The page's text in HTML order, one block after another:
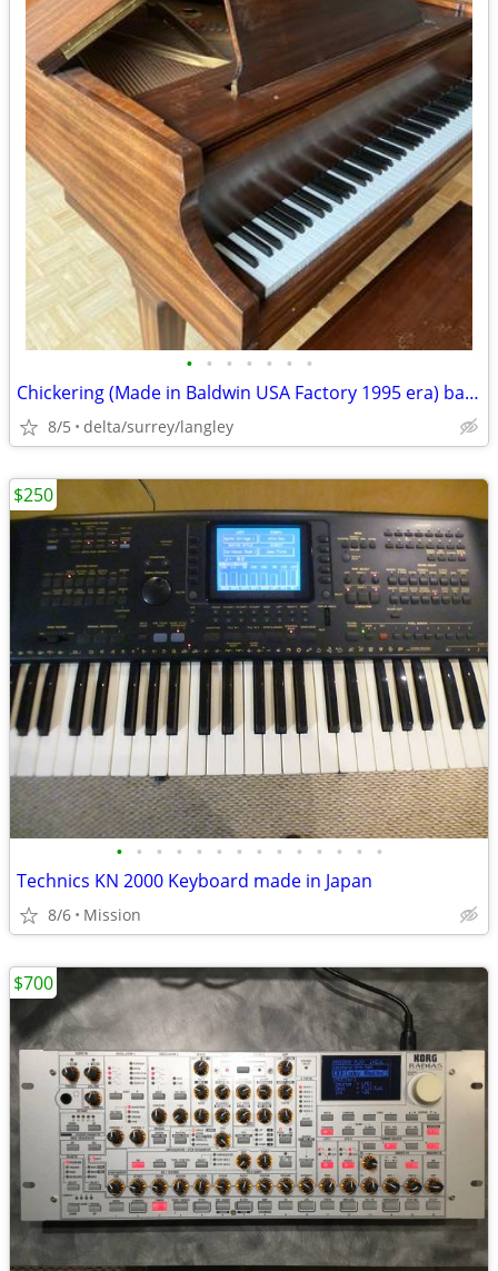
• • • • • • •
Chickering (Made in Baldwin USA Factory 1995 era) baby grand piano
8/5 delta/surrey/langley
• • • • • • • • • • • • • •
Technics KN 2000 Keyboard made in Japan
8/6 Mission
$250
$700